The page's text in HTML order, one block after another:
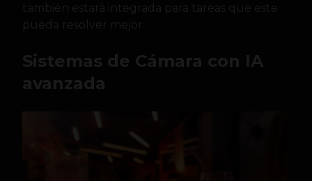
también estará integrada para tareas que este
pueda resolver mejor.
Sistemas de Cámara con IA
avanzada